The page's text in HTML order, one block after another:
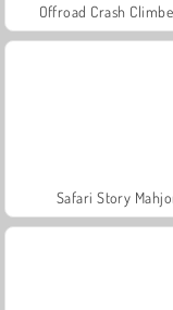
Offroad Crash
Safari Story